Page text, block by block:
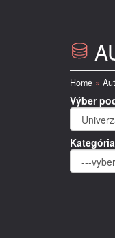
Home »
Výber
Kategória